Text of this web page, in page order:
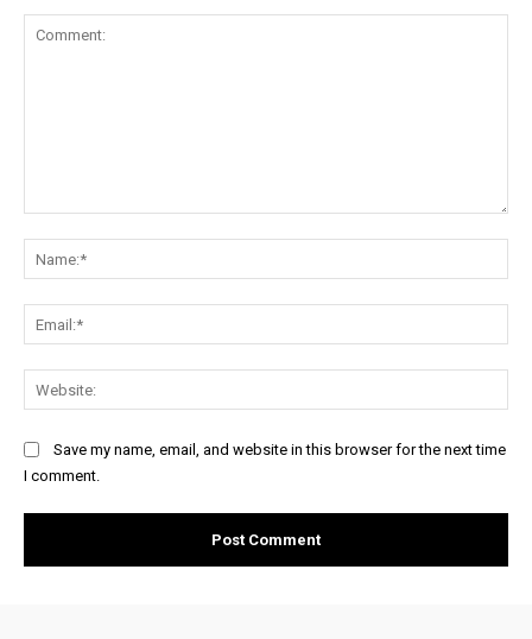
Save my name, email, and website in this browser for the next time
I comment.